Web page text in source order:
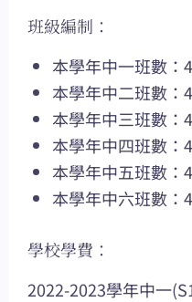
班級編制：
本學年中一班數：4
本學年中二班數：4
本學年中三班數：4
本學年中四班數：4
本學年中五班數：4
本學年中六班數：4
學校學費：
2022-2023學年中一